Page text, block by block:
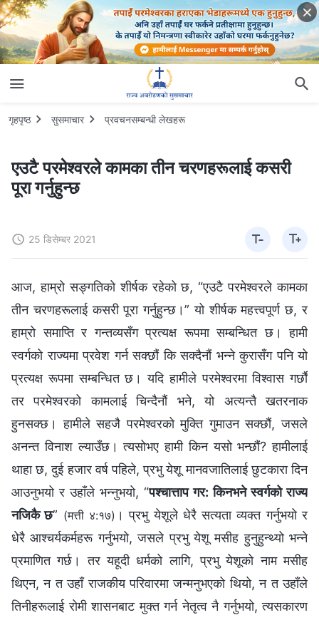
गृहपृष्ठ सुसमाचार प्रवचनसम्‍बन्धी लेखहरू
एउटै परमेश्‍वरले कामका तीन चरणहरूलाई कसरी
पूरा गर्नुहुन्छ
25 डिसेम्बर 2021
आज, हाम्रो सङ्गतिको शीर्षक रहेको छ, “एउटै परमेश्‍वरले कामका
तीन चरणहरूलाई कसरी पूरा गर्नुहुन्छ।” यो शीर्षक महत्त्वपूर्ण छ, र
हाम्रो समाप्ति र गन्तव्यसँग प्रत्यक्ष रूपमा सम्‍बन्धित छ। हामी
स्वर्गको राज्यमा प्रवेश गर्न सक्छौं कि सक्दैनौं भन्‍ने कुरासँग पनि यो
प्रत्यक्ष रूपमा सम्‍बन्धित छ। यदि हामीले परमेश्‍वरमा विश्‍वास गर्छौं
तर परमेश्‍वरको कामलाई चिन्दैनौं भने, यो अत्यन्तै खतरनाक
हुनसक्छ। हामीले सहजै परमेश्‍वरको मुक्ति गुमाउन सक्छौं, जसले
अनन्त विनाश ल्याउँछ। त्यसोभए हामी किन यसो भन्छौं? हामीलाई
थाहा छ, दुई हजार वर्ष पहिले, प्रभु येशू मानवजातिलाई छुटकारा दिन
आउनुभयो र उहाँले भन्‍नुभयो, “पश्‍चात्ताप गर: किनभने स्वर्गको राज्य
नजिकै छ” (मत्ती ४:१७) । प्रभु येशूले धेरै सत्यता व्यक्त गर्नुभयो र
धेरै आश्‍चर्यकर्महरू गर्नुभयो, जसले प्रभु येशू मसीह हुनुहुन्थ्यो भन्‍ने
प्रमाणित गर्छ। तर यहूदी धर्मको लागि, प्रभु येशूको नाम मसीह
थिएन, न त उहाँ राजकीय परिवारमा जन्‍मनुभएको थियो, न त उहाँले
तिनीहरूलाई रोमी शासनबाट मुक्त गर्न नेतृत्व नै गर्नुभयो, त्यसकारण